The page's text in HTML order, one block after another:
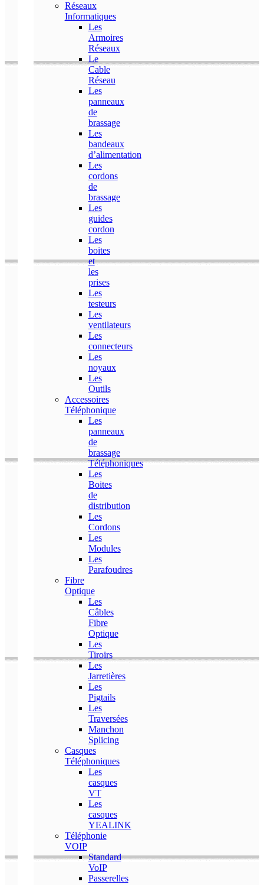
Réseaux
Informatiques
Les
Armoires
Réseaux
Le
Cable
Réseau
Les
panneaux
de
brassage
Les
bandeaux
d’alimentation
Les
cordons
de
brassage
Les
guides
cordon
Les
boites
et
les
prises
Les
testeurs
Les
ventilateurs
Les
connecteurs
Les
noyaux
Les
Outils
Accessoires
Téléphonique
Les
panneaux
de
brassage
Téléphoniques
Les
Boites
de
distribution
Les
Cordons
Les
Modules
Les
Parafoudres
Fibre
Optique
Les
Câbles
Fibre
Optique
Les
Tiroirs
Les
Jarretières
Les
Pigtails
Les
Traversées
Manchon
Splicing
Casques
Téléphoniques
Les
casques
VT
Les
casques
YEALINK
Téléphonie
VOIP
Standard
VoIP
Passerelles